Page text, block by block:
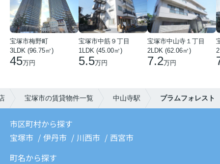
宝塚市梅野町
3LDK (96.75㎡)
45万円
宝塚市中筋９丁目
1LDK (45.00㎡)
5.5万円
宝塚市中山寺１丁目
2LDK (62.06㎡)
7.2万円
宝塚市の賃貸物件一覧 中山寺駅 プラムフォレスト
市区町村から探す
宝塚市
伊丹市 川西市
西宮市
町名から探す